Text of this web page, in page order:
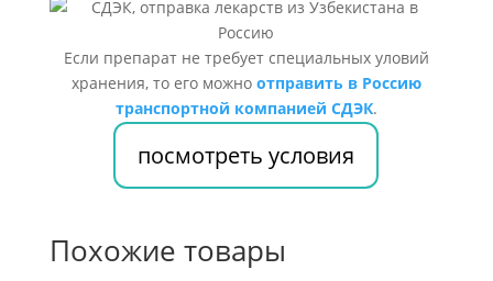
Если препарат не требует специальных уловий
хранения, то его можно отправить в Россию
транспортной компанией СДЭК.
посмотреть условия
Похожие товары